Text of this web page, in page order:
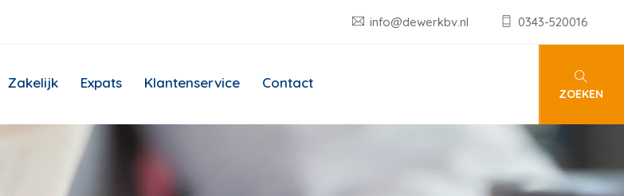
info@dewerkbv.nl 0343-520016
Zakelijk Expats Klantenservice Contact
ZOEKEN